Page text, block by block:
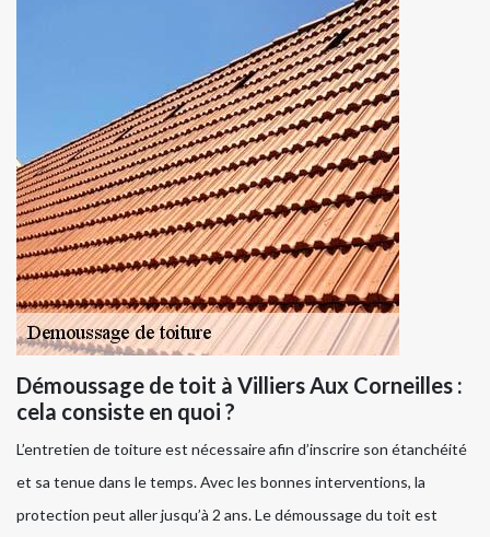
Démoussage de toit à Villiers Aux Corneilles :
cela consiste en quoi ?
L’entretien de toiture est nécessaire afin d’inscrire son étanchéité
et sa tenue dans le temps. Avec les bonnes interventions, la
protection peut aller jusqu’à 2 ans. Le démoussage du toit est